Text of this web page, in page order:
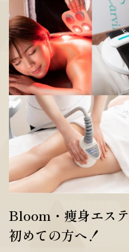
Bloom・痩身エス
初めての方へ！